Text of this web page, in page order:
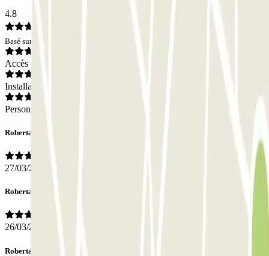
4.8
Basé sur 19 avis
Accès
Installations
Personnel
Roberta
27/03/2026
Roberta
26/03/2026
Roberta